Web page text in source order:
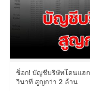
ช็อก! บัญชีบริษัทโดนแฮ
วินาที สูญกว่า 2 ล้าน